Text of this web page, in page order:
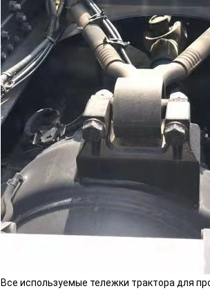
Все используемые тележки трактора для